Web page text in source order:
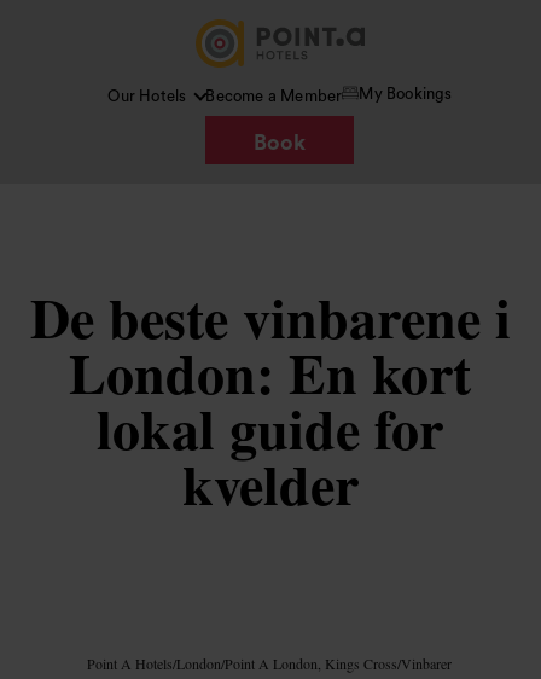
Our Hotels Become a Member My Bookings
Book
De beste vinbarene i
London: En kort
lokal guide for
kvelder
Point A Hotels/London/Point A London, Kings Cross/Vinbarer